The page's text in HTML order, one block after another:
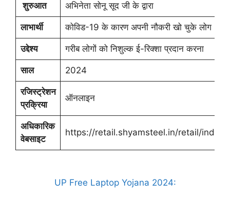
शुरुआत अभिनेता सोनू सूद जी के द्वारा
लाभार्थी कोविड-19 के कारण अपनी नौकरी खो चुके लोग
उद्देश्य गरीब लोगों को निशुल्क ई-रिक्शा प्रदान करना
साल 2024
रजिस्ट्रेशन
प्रक्रिया
ऑनलाइन
अधिकारिक
वेबसाइट
https://retail.shyamsteel.in/retail/
UP Free Laptop Yojana 2024: